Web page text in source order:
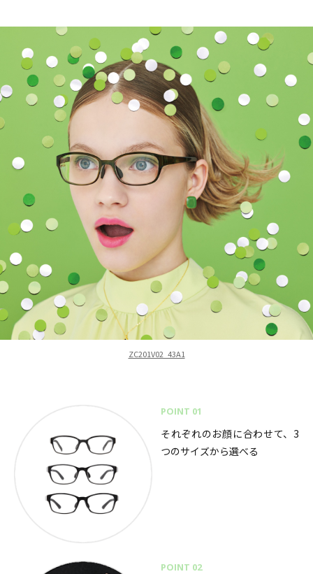
ZC201V02_43A1
POINT 01
それぞれのお顔に合わせて、3
つのサイズから選べる
POINT 02